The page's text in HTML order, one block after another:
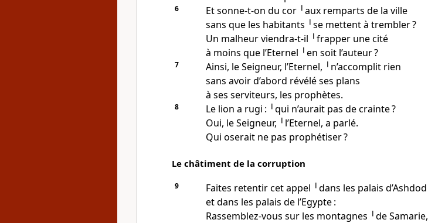
6
Et sonne-t-on du cor ╵aux remparts de la ville
sans que les habitants ╵se mettent à trembler ?
Un malheur viendra-t-il ╵frapper une cité
à moins que l’Eternel ╵en soit l’auteur ?
7
Ainsi, le Seigneur, l’Eternel, ╵n’accomplit rien
sans avoir d’abord révélé ses plans
à ses serviteurs, les prophètes.
8
Le lion a rugi : ╵qui n’aurait pas de crainte ?
Oui, le Seigneur, ╵l’Eternel, a parlé.
Qui oserait ne pas prophétiser ?
Le châtiment de la corruption
9
Faites retentir cet appel ╵dans les palais d’Ashdod
et dans les palais de l’Egypte :
Rassemblez-vous sur les montagnes ╵de Samarie,